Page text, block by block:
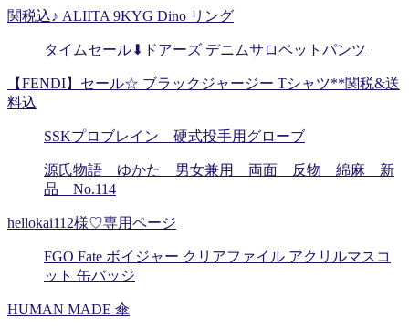
関税込♪ ALIITA 9KYG Dino リング
タイムセール⬇︎ドアーズ デニムサロペットパンツ
【FENDI】セール☆ ブラックジャージー Tシャツ**関税&送
料込
SSKプロブレイン 硬式投手用グローブ
源氏物語 ゆかた 男女兼用 両面 反物 綿麻 新
品 No.114
hellokai112様♡専用ページ
FGO Fate ボイジャー クリアファイル アクリルマスコ
ット 缶バッジ
HUMAN MADE 傘